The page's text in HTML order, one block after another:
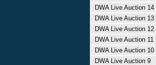
DWA Live Auction 14
DWA Live Auction 13
DWA Live Auction 12
DWA Live Auction 11
DWA Live Auction 10
DWA Live Auction 9